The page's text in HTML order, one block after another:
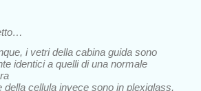
i vetri della cabina guida sono
identici a quelli di una normale
della cellula invece sono in plexiglass,